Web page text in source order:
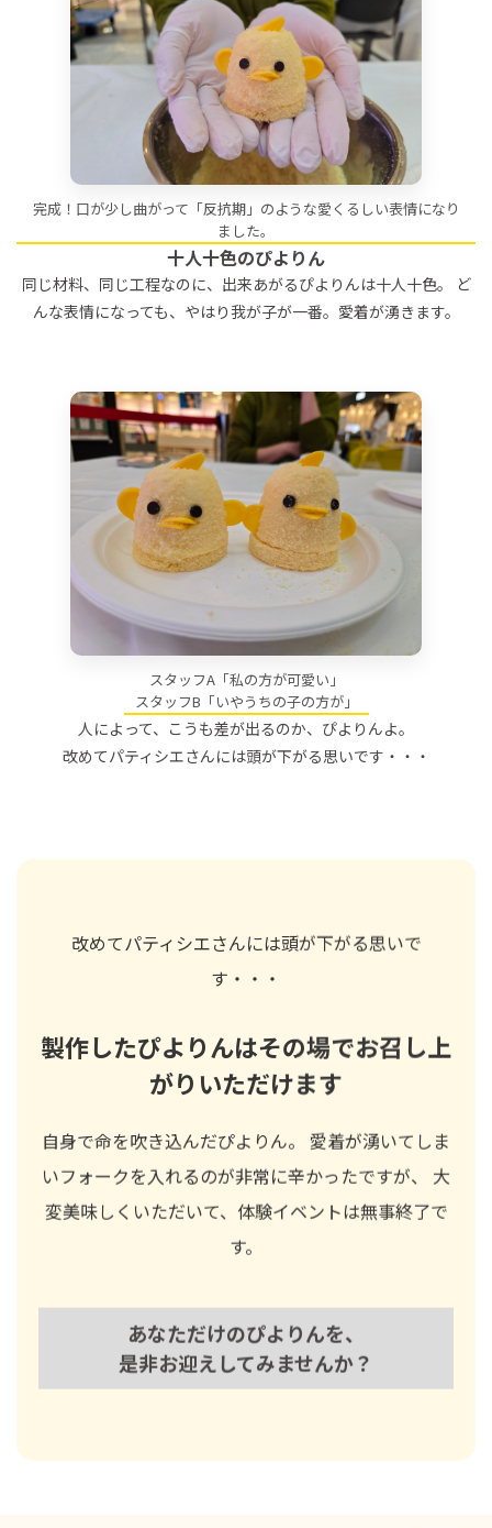
完成！口が少し曲がって「反抗期」のような愛くるしい表情になり
ました。
十人十色のぴよりん
同じ材料、同じ工程なのに、出来あがるぴよりんは十人十色。 ど
んな表情になっても、やはり我が子が一番。愛着が湧きます。
スタッフA「私の方が可愛い」
スタッフB「いやうちの子の方が」
人によって、こうも差が出るのか、ぴよりんよ。
改めてパティシエさんには頭が下がる思いです・・・
改めてパティシエさんには頭が下がる思いで
す・・・
製作したぴよりんはその場でお召し上
がりいただけます
自身で命を吹き込んだぴよりん。 愛着が湧いてしま
いフォークを入れるのが非常に辛かったですが、 大
変美味しくいただいて、体験イベントは無事終了で
す。
あなただけのぴよりんを、
是非お迎えしてみませんか？